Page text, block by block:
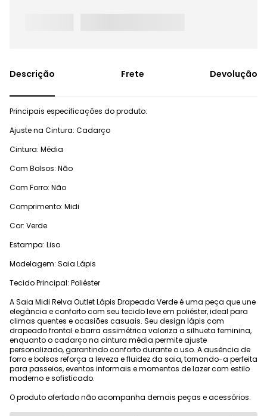
Frete Devolução
Principais especificações do produto:
Ajuste na Cintura: Cadarço
Cintura: Média
Com Bolsos: Não
Com Forro: Não
Comprimento: Midi
Cor: Verde
Estampa: Liso
Modelagem: Saia Lápis
Tecido Principal: Poliéster
A Saia Midi Relva Outlet Lápis Drapeada Verde é uma peça que une
elegância e conforto com seu tecido leve em poliéster, ideal para
climas quentes e ocasiões casuais. Seu design lápis com
drapeado frontal e barra assimétrica valoriza a silhueta feminina,
enquanto o cadarço na cintura média permite ajuste
personalizado, garantindo conforto durante o uso. A ausência de
forro e bolsos reforça a leveza e fluidez da saia, tornando-a perfeita
para passeios, eventos informais e momentos de lazer com estilo
moderno e sofisticado.
O produto ofertado não acompanha demais peças e acessórios.